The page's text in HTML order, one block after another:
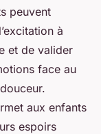
peuvent
à
et de valider
face au
aux enfants
espoirs